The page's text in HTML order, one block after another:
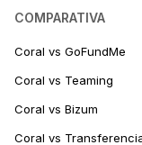
COMPARATIVA
Coral vs GoFundMe
Coral vs Teaming
Coral vs Bizum
Coral vs